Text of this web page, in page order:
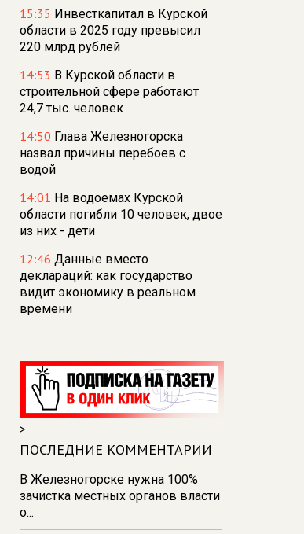
15:35 Инвесткапитал в Курской
области в 2025 году превысил
220 млрд рублей
14:53 В Курской области в
строительной сфере работают
24,7 тыс. человек
14:50 Глава Железногорска
назвал причины перебоев с
водой
14:01 На водоемах Курской
области погибли 10 человек, двое
из них - дети
12:46 Данные вместо
деклараций: как государство
видит экономику в реальном
времени
Карла Маркса
12:17
В Курске прокуратура
добивается возмещения для
девочки - подростка ущерба за
побои
11:58В Курской области
обрушившаяся стена повлекла
возбуждение уголовного дела в
отношении ИП
>
ПОСЛЕДНИЕ КОММЕНТАРИИ
В Железногорске нужна 100%
зачистка местных органов власти
о...